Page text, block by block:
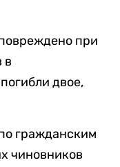
при
в
двое,
гражданским
чиновников